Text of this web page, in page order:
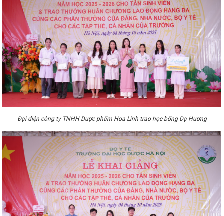
Đại diện công ty TNHH Dược phẩm Hoa Linh trao học bổng Dạ Hương